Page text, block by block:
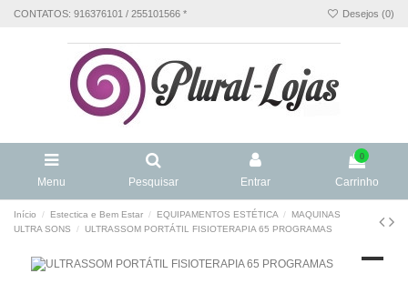
CONTATOS: 916376101 / 255101566 * Desejos (0)
Menu Pesquisar Entrar
0
Carrinho
Início Estectica e Bem Estar EQUIPAMENTOS ESTÉTICA
MAQUINAS
ULTRA SONS
ULTRASSOM PORTÁTIL FISIOTERAPIA 65 PROGRAMAS